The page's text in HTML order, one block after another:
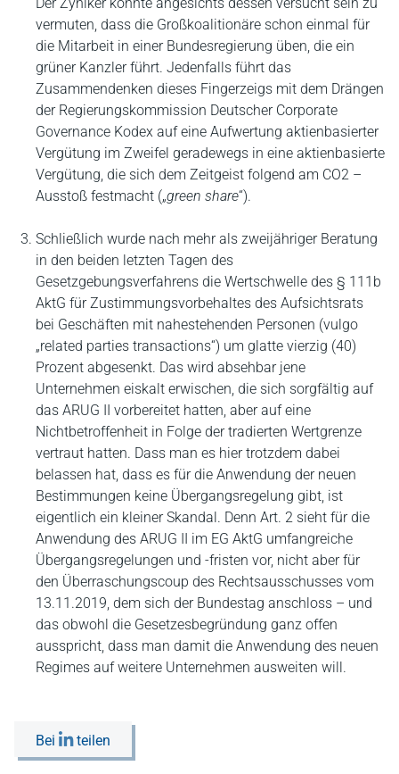
vermuten, dass die Großkoalitionäre schon einmal für
die Mitarbeit in einer Bundesregierung üben, die ein
grüner Kanzler führt. Jedenfalls führt das
Zusammendenken dieses Fingerzeigs mit dem Drängen
der Regierungskommission Deutscher Corporate
Governance Kodex auf eine Aufwertung aktienbasierter
Vergütung im Zweifel geradewegs in eine aktienbasierte
Vergütung, die sich dem Zeitgeist folgend am CO2 –
Ausstoß festmacht („green share“).
Schließlich wurde nach mehr als zweijähriger Beratung
in den beiden letzten Tagen des
Gesetzgebungsverfahrens die Wertschwelle des § 111b
AktG für Zustimmungsvorbehaltes des Aufsichtsrats
bei Geschäften mit nahestehenden Personen (vulgo
„related parties transactions“) um glatte vierzig (40)
Prozent abgesenkt. Das wird absehbar jene
Unternehmen eiskalt erwischen, die sich sorgfältig auf
das ARUG II vorbereitet hatten, aber auf eine
Nichtbetroffenheit in Folge der tradierten Wertgrenze
vertraut hatten. Dass man es hier trotzdem dabei
belassen hat, dass es für die Anwendung der neuen
Bestimmungen keine Übergangsregelung gibt, ist
eigentlich ein kleiner Skandal. Denn Art. 2 sieht für die
Anwendung des ARUG II im EG AktG umfangreiche
Übergangsregelungen und -fristen vor, nicht aber für
den Überraschungscoup des Rechtsausschusses vom
13.11.2019, dem sich der Bundestag anschloss – und
das obwohl die Gesetzesbegründung ganz offen
ausspricht, dass man damit die Anwendung des neuen
Regimes auf weitere Unternehmen ausweiten will.
Bei teilen